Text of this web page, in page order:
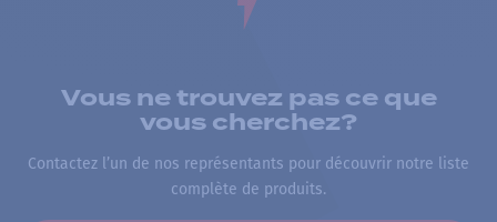
Vous ne trouvez pas ce que
vous cherchez?
Contactez l’un de nos représentants pour découvrir notre liste
complète de produits.